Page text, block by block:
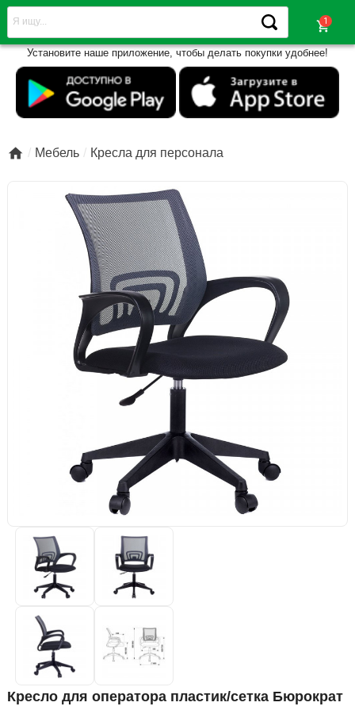
shopping_cart
Установите наше приложение, чтобы делать покупки удобнее!
 Мебель Кресла для персонала
Кресло для оператора пластик/сетка Бюрократ